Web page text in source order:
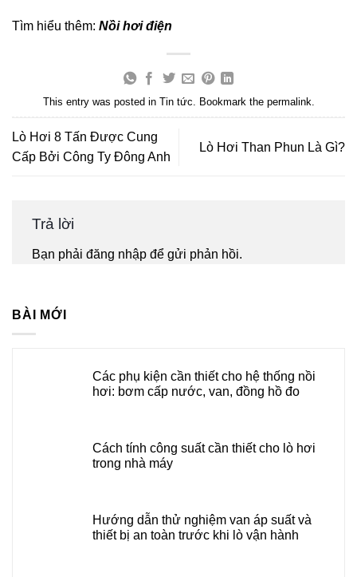
Tìm hiểu thêm: Nồi hơi điện
This entry was posted in Tin tức. Bookmark the permalink.
Lò Hơi 8 Tấn Được Cung
Cấp Bởi Công Ty Đông Anh
Lò Hơi Than Phun Là Gì?
Trả lời
Bạn phải đăng nhập để gửi phản hồi.
BÀI MỚI
Các phụ kiện cần thiết cho hệ thống nồi
hơi: bơm cấp nước, van, đồng hồ đo
Cách tính công suất cần thiết cho lò hơi
trong nhà máy
Hướng dẫn thử nghiệm van áp suất và
thiết bị an toàn trước khi lò vận hành